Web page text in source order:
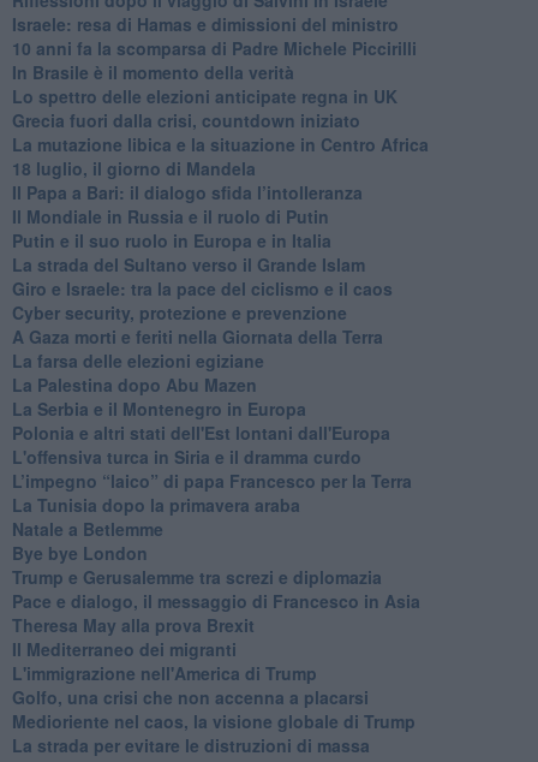
Israele: resa di Hamas e dimissioni del ministro
10 anni fa la scomparsa di Padre Michele Piccirilli
In Brasile è il momento della verità
Lo spettro delle elezioni anticipate regna in UK
Grecia fuori dalla crisi, countdown iniziato
La mutazione libica e la situazione in Centro Africa
18 luglio, il giorno di Mandela
Il Papa a Bari: il dialogo sfida l’intolleranza
Il Mondiale in Russia e il ruolo di Putin
Putin e il suo ruolo in Europa e in Italia
La strada del Sultano verso il Grande Islam
Giro e Israele: tra la pace del ciclismo e il caos
Cyber security, protezione e prevenzione
A Gaza morti e feriti nella Giornata della Terra
La farsa delle elezioni egiziane
La Palestina dopo Abu Mazen
La Serbia e il Montenegro in Europa
Polonia e altri stati dell'Est lontani dall'Europa
L'offensiva turca in Siria e il dramma curdo
L’impegno “laico” di papa Francesco per la Terra
La Tunisia dopo la primavera araba
Natale a Betlemme
Bye bye London
Trump e Gerusalemme tra screzi e diplomazia
Pace e dialogo, il messaggio di Francesco in Asia
Theresa May alla prova Brexit
Il Mediterraneo dei migranti
L'immigrazione nell'America di Trump
Golfo, una crisi che non accenna a placarsi
Medioriente nel caos, la visione globale di Trump
La strada per evitare le distruzioni di massa